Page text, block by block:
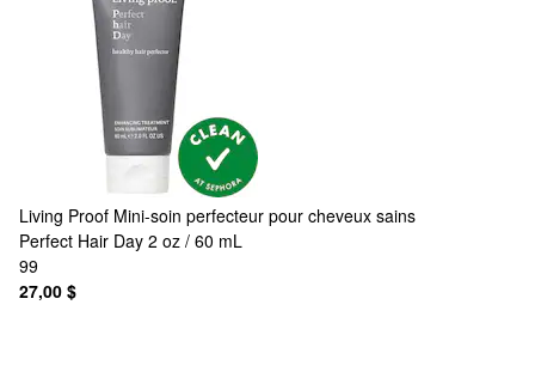
Living Proof Mini-soin perfecteur pour cheveux sains
Perfect Hair Day 2 oz / 60 mL
99
27,00 $